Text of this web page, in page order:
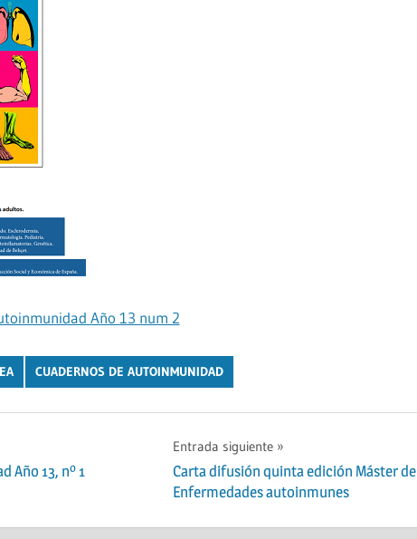
Año 13 num 2
CUADERNOS DE AUTOINMUNIDAD
Año 13, nº 1
Entrada siguiente
Carta difusión quinta edición Máster de
Enfermedades autoinmunes